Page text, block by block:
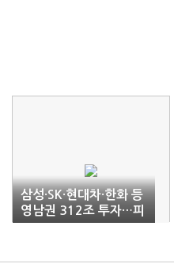
삼성·SK·현대차·한화 등
영남권 312조 투자…피
지컬AI·우주 거점 육성